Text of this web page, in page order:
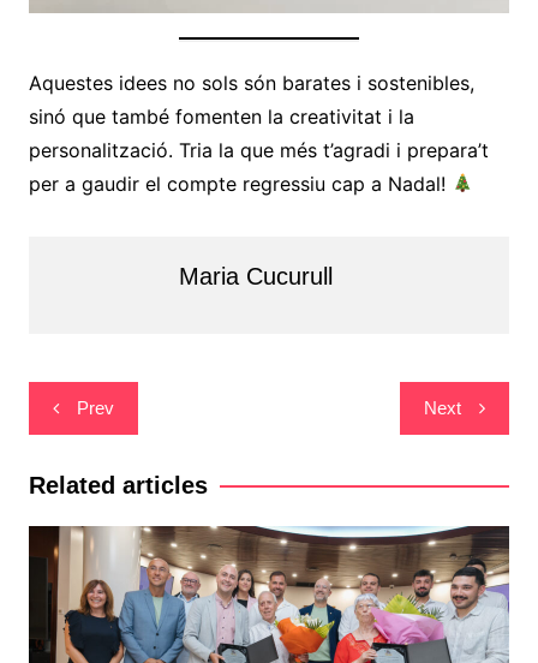
Aquestes idees no sols són barates i sostenibles,
sinó que també fomenten la creativitat i la
personalització. Tria la que més t’agradi i prepara’t
per a gaudir el compte regressiu cap a Nadal!
Maria Cucurull
Navegació
d'entrades
Prev Next
Related articles